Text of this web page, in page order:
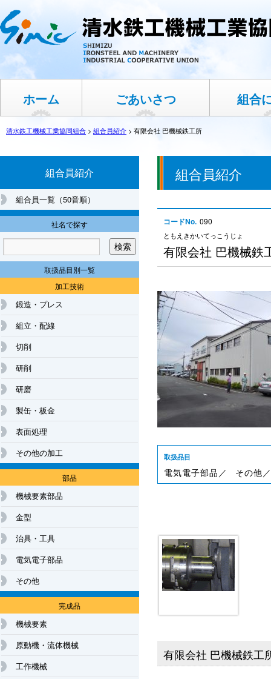
ホーム ごあいさつ 組合
清水鉄工機械工業協同組合 > 組合員紹介 > 有限会社 巴機械鉄工所
組合員紹介
コードNo. 090
ともえきかいてっこうじょ
有限会社 巴機械鉄
取扱品目
電気電子部品／ その他
有限会社 巴機械鉄工
組合員紹介
組合員一覧（50音順）
社名で探す
取扱品目別一覧
加工技術
鍛造・プレス
組立・配線
切削
研削
研磨
製缶・板金
表面処理
その他の加工
部品
機械要素部品
金型
治具・工具
電気電子部品
その他
完成品
機械要素
原動機・流体機械
工作機械